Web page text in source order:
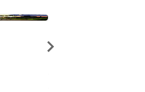
(Versão Blue)